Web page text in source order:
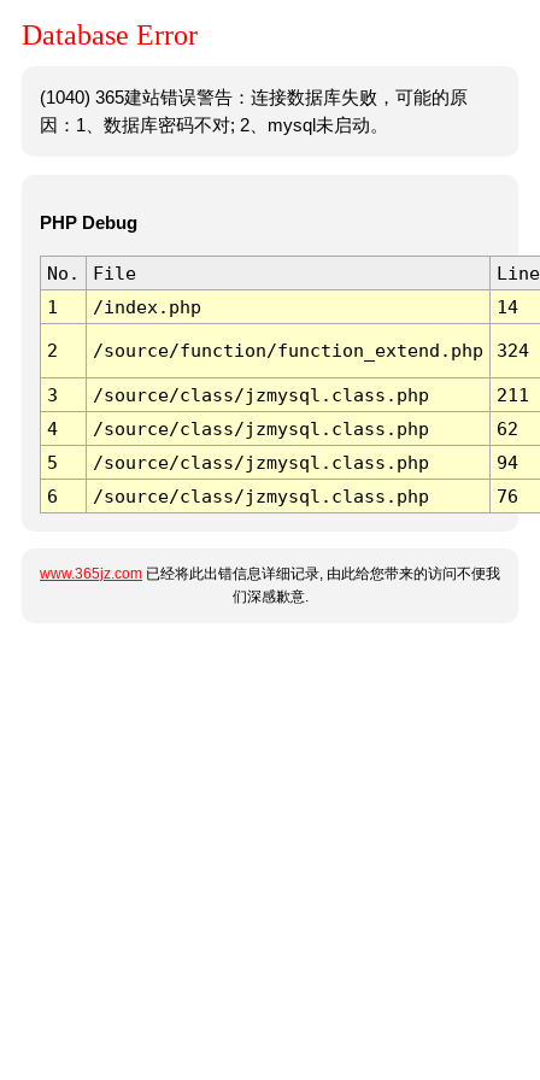
Database Error
(1040) 365建站错误警告：连接数据库失败，可能的原
因：1、数据库密码不对; 2、mysql未启动。
PHP Debug
No. File
Line
1
/index.php 14
2 /source/function/function_extend.php 324
3 /source/class/jzmysql.class.php
211
4
/source/class/jzmysql.class.php
62
5
/source/class/jzmysql.class.php
94
6
/source/class/jzmysql.class.php 76
www.365jz.com 已经将此出错信息详细记录, 由此给您带来的访问不便我
们深感歉意.